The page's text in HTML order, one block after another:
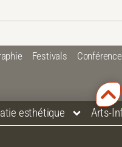
Festivals
esthétique Arts-